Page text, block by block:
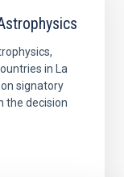
in La
signatory
the decision